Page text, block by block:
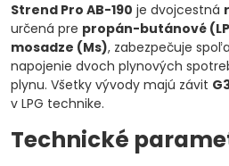
Strend Pro AB-190 je dvojcestná
určená pre propán-butánové
mosadze (Ms), zabezpečuje
napojenie dvoch plynových
plynu. Všetky vývody majú závit
v LPG technike.
Technické